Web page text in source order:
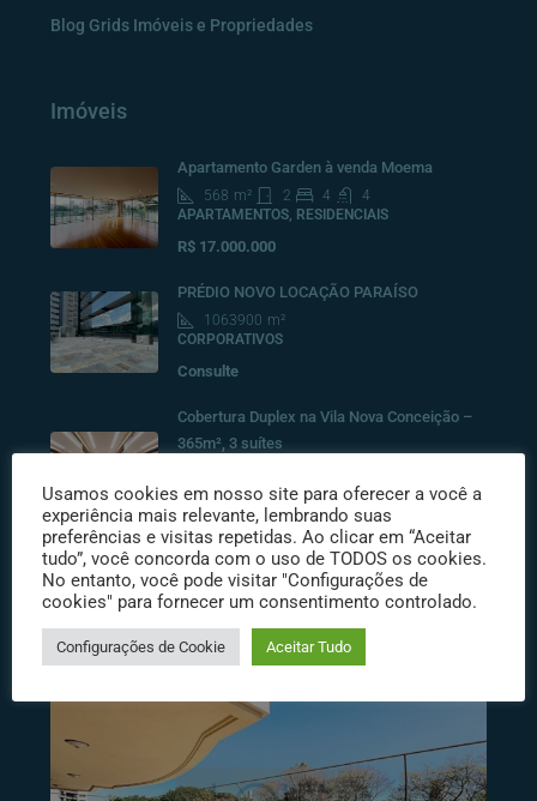
Blog Grids Imóveis e Propriedades
Imóveis
Apartamento Garden à venda Moema
568 m² 2 4
4
APARTAMENTOS, RESIDENCIAIS
R$ 17.000.000
PRÉDIO NOVO LOCAÇÃO PARAÍSO
1063900 m²
CORPORATIVOS
Consulte
Cobertura Duplex na Vila Nova Conceição –
365m², 3 suítes
COBERTURAS RESIDENCIAIS, RESIDENCIAIS
R$10.500.000
Destacados
Usamos cookies em nosso site para oferecer a você a
experiência mais relevante, lembrando suas
preferências e visitas repetidas. Ao clicar em “Aceitar
tudo”, você concorda com o uso de TODOS os cookies.
No entanto, você pode visitar "Configurações de
cookies" para fornecer um consentimento controlado.
Configurações de Cookie Aceitar Tudo